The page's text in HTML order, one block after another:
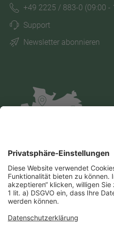
+49 2225 / 883-0 (09:00 -
Support
Newsletter abonnieren